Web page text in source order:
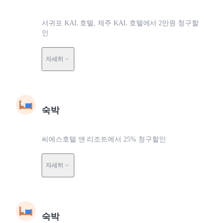
서귀포 KAL 호텔, 제주 KAL 호텔에서 2만원 청구할
인
자세히
숙박
씨에스호텔 앤 리조트에서 25% 청구할인
자세히
숙박